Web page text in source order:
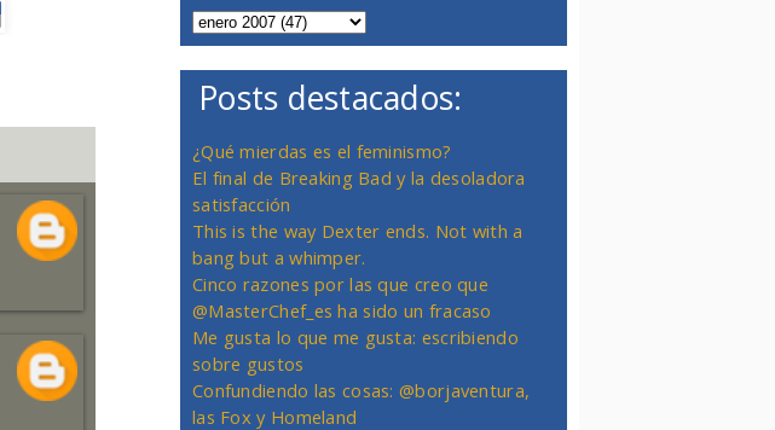
Posts destacados:
¿Qué mierdas es el feminismo?
El final de Breaking Bad y la desoladora
satisfacción
This is the way Dexter ends. Not with a
bang but a whimper.
Cinco razones por las que creo que
@MasterChef_es ha sido un fracaso
Me gusta lo que me gusta: escribiendo
sobre gustos
Confundiendo las cosas: @borjaventura,
las Fox y Homeland